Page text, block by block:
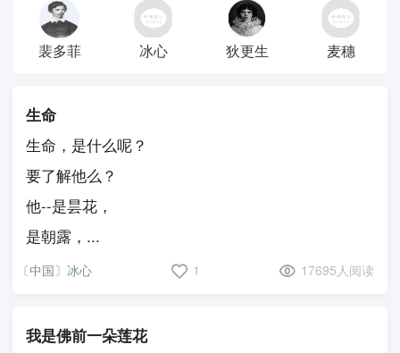
裴多菲 冰心 狄更生 麦穗
生命
生命，是什么呢？
要了解他么？
他--是昙花，
是朝露，...
〔中国〕冰心 1 17695人阅读
我是佛前一朵莲花